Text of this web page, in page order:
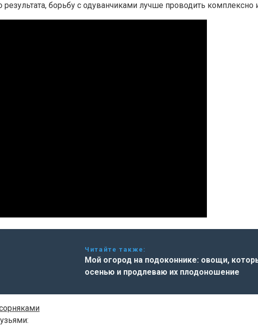
борьбу с одуванчиками лучше проводить
Читайте также:
Мой огород на подоконнике: овощи,
осенью и продлеваю их плодоношение